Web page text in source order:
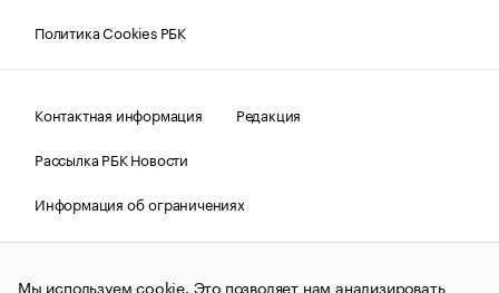
Политика Cookies РБК
Контактная информация
Редакция
Рассылка РБК Новости
Информация об ограничениях
Правовая информация
О соблюдении авторских прав
Мы используем cookie. Это позволяет нам анализировать